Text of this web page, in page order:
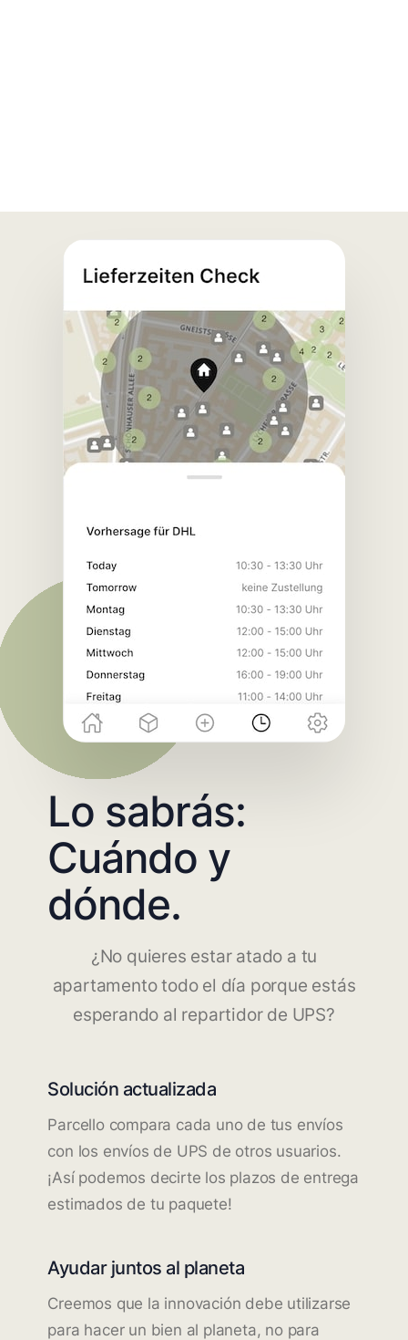
Lo sabrás:
Cuándo y
dónde.
¿No quieres estar atado a tu
apartamento todo el día porque estás
esperando al repartidor de UPS?
Solución actualizada
Parcello compara cada uno de tus envíos
con los envíos de UPS de otros usuarios.
¡Así podemos decirte los plazos de entrega
estimados de tu paquete!
Ayudar juntos al planeta
Creemos que la innovación debe utilizarse
para hacer un bien al planeta, no para